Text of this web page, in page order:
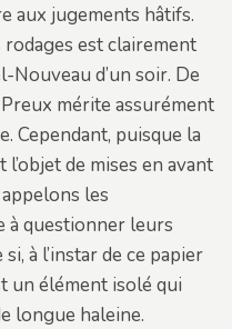
aux jugements hâtifs.
est clairement
d’un soir. De
mérite assurément
Cependant, puisque la
de mises en avant
les
à questionner leurs
à l’instar de ce papier
un élément isolé qui
longue haleine.